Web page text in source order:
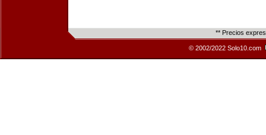
** Precios
© 2002/2022 Solo10.com